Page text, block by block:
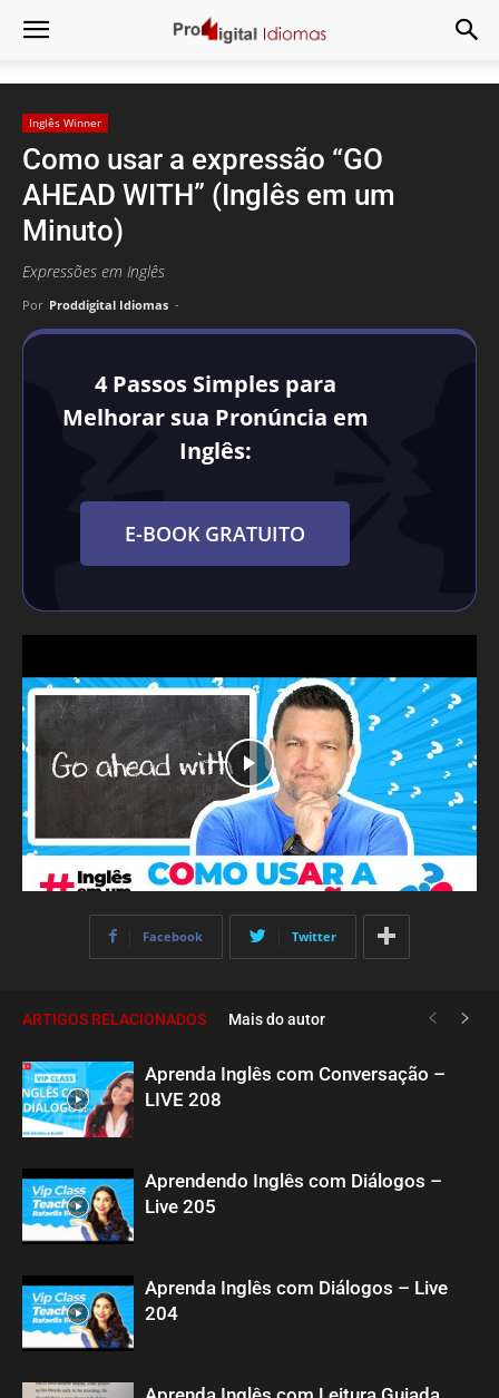
Inglês Winner
Como usar a expressão “GO
AHEAD WITH” (Inglês em um
Minuto)
Expressões em Inglês
Por Proddigital Idiomas -
4 Passos Simples para
Melhorar sua Pronúncia em
Inglês:
E-BOOK GRATUITO
Facebook Twitter
ARTIGOS RELACIONADOS Mais do autor
Aprenda Inglês com Conversação –
LIVE 208
Aprendendo Inglês com Diálogos –
Live 205
Aprenda Inglês com Diálogos – Live
204